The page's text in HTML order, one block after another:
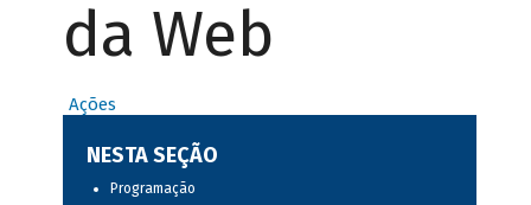
da Web
Ações
NESTA SEÇÃO
Programação